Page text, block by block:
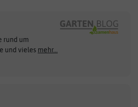
Clever Pots
COMPO
rund um
und vieles mehr...